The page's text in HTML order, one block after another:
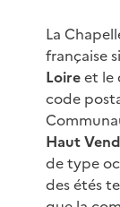
La
française
Loireet le
code
Haut
de type
des étés